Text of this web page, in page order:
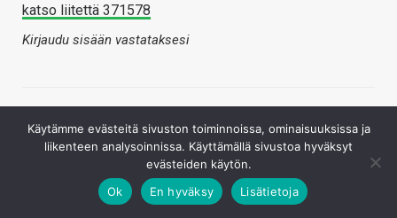
katso liitettä 371578
Kirjaudu sisään vastataksesi
Käytämme evästeitä sivuston toiminnoissa, ominaisuuksissa ja
liikenteen analysoinnissa. Käyttämällä sivustoa hyväksyt
evästeiden käytön.
Ok
En hyväksy Lisätietoja